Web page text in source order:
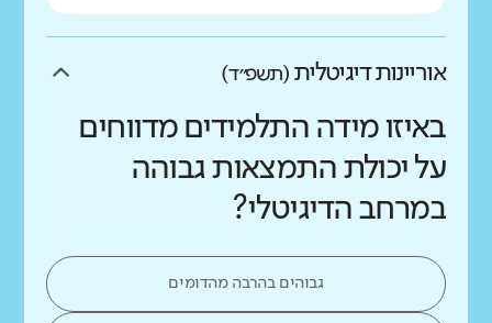
אוריינות דיגיטלית (תשפ״ד)
באיזו מידה התלמידים מדווחים
על יכולת התמצאות גבוהה
במרחב הדיגיטלי?
גבוהים בהרבה מהדומים